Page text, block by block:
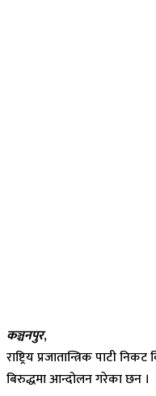
कञ्चनपुर,
राष्ट्रिय प्रजातान्त्रिक पाटी
बिरुद्धमा आन्दोलन गरेका छन ।